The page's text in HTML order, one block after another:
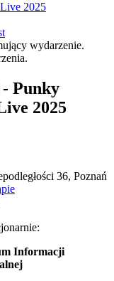
2025
Punky
2025
36, Poznań
Informacji